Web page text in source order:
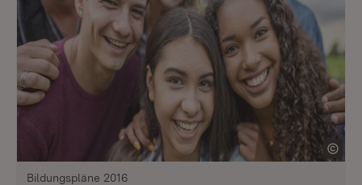
Bildungspläne 2016